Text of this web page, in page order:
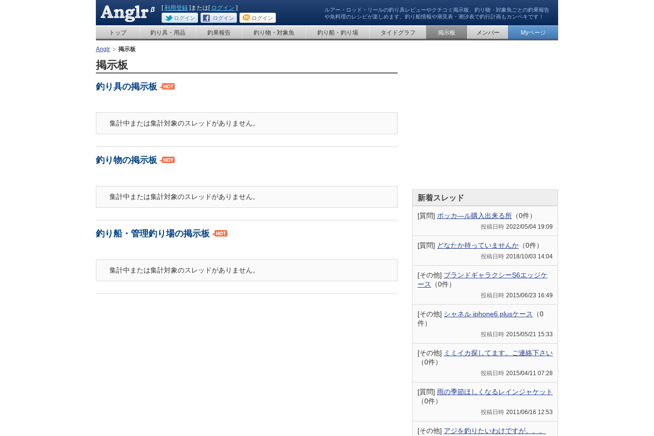
ルアー・ロッド・リールの釣り具レビューやクチコミ掲示板、釣り物・対象魚ごとの釣果報告
や魚料理のレシピが楽しめます。釣り船情報や潮見表・潮汐表で釣行計画もカンペキです！
[利用登録 ]または[ ログイン ]
ログイン ログイン ログイン
トップ 釣り具・用品 釣果報告 釣り物・対象魚 釣り船・釣り場 タイドグラフ 掲示板 メンバー Myページ
Anglr 掲示板
掲示板
釣り具の掲示板
集計中または集計対象のスレッドがありません。
釣り物の掲示板
集計中または集計対象のスレッドがありません。
釣り船・管理釣り場の掲示板
集計中または集計対象のスレッドがありません。
新着スレッド
[質問] ポッカ―ル購入出来る所 （0件）
投稿日時 2022/05/04 19:09
[質問] どなたか持っていませんか （0件）
投稿日時 2018/10/03 14:04
[その他] ブランドギャラクシーS6エッジケ
ース
（0件）
投稿日時 2015/06/23 16:49
[その他] シャネル iphone6 plusケース
（0
件）
投稿日時 2015/05/21 15:33
[その他] ミミイカ探してます。ご連絡下さい
（0件）
投稿日時 2015/04/11 07:28
[質問] 雨の季節ほしくなるレインジャケット
（0件）
投稿日時 2011/06/16 12:53
[その他] アジを釣りたいわけですが。。。